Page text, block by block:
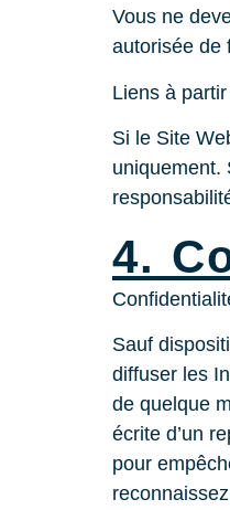
Vous ne
autorisée de
Liens à
Si le Site
uniquement.
4.
Sauf
diffuser les
de quelque
écrite d’un
pour